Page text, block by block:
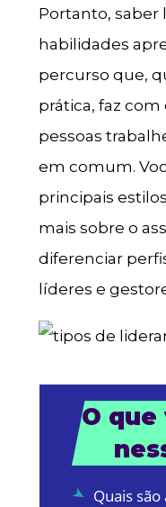
Portanto, saber
habilidades
percurso que,
prática, faz
pessoas
em comum.
principais
mais sobre o
diferenciar
líderes e
O
Quais